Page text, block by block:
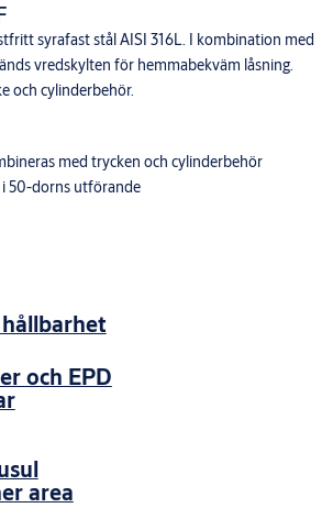
syrafast stål AISI 316L. I kombination med
vredskylten för hemmabekväm låsning.
och cylinderbehör.
med trycken och cylinderbehör
i 50-dorns utförande
och EPD
area